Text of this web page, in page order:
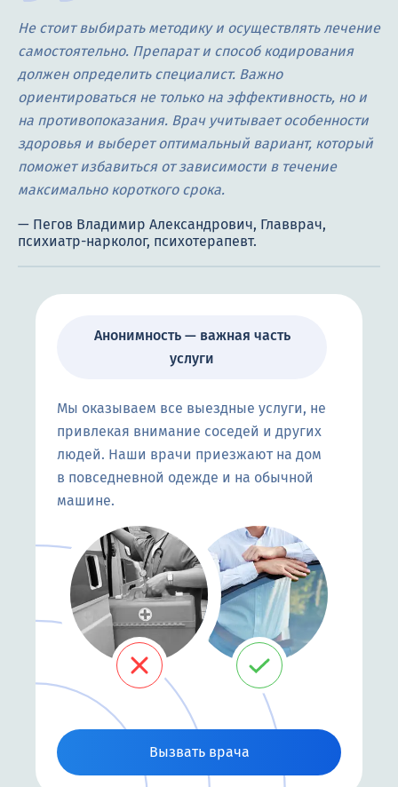
Не стоит выбирать методику и осуществлять лечение
самостоятельно. Препарат и способ кодирования
должен определить специалист. Важно
ориентироваться не только на эффективность, но и
на противопоказания. Врач учитывает особенности
здоровья и выберет оптимальный вариант, который
поможет избавиться от зависимости в течение
максимально короткого срока.
Анонимность — важная часть
услуги
Мы оказываем все выездные услуги, не
привлекая внимание соседей и других
людей. Наши врачи приезжают на дом
в повседневной одежде и на обычной
машине.
Вызвать врача